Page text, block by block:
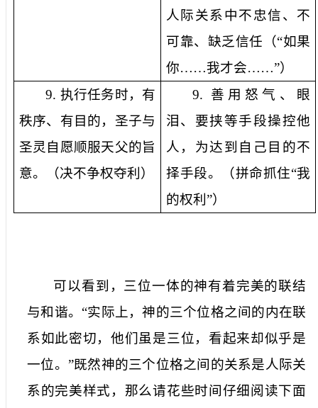
人际关系中不忠信、不
可靠、缺乏信任（“如果
你……我才会……”）
9. 执行任务时，有
秩序、有目的，圣子与
圣灵自愿顺服天父的旨
意。（决不争权夺利）
9. 善用怒气、眼
泪、要挟等手段操控他
人，为达到自己目的不
择手段。（拼命抓住“我
的权利”）
可以看到，三位一体的神有着完美的联结
与和谐。“实际上，神的三个位格之间的内在联
系如此密切，他们虽是三位，看起来却似乎是
一位。”既然神的三个位格之间的关系是人际关
系的完美样式，那么请花些时间仔细阅读下面